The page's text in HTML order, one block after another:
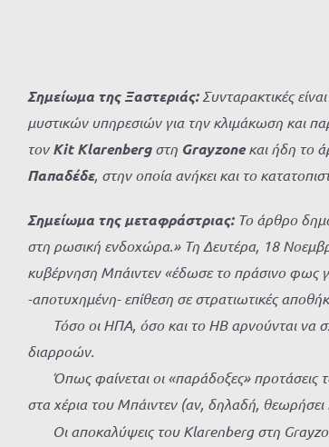
Σημείωμα της Ξαστεριάς:Συνταρακτικές
μυστικών υπηρεσιών για την κλιμάκωση και
τονKit Klarenbergστη Grayzoneκαι ήδη το
Παπαδέδε, στην οποία ανήκει και το
Σημείωμα της μεταφράστριας:Το άρθρο
στη ρωσική ενδοχώρα.» Τη Δευτέρα, 18
κυβέρνηση Μπάιντεν «έδωσε το πράσινο φως
-αποτυχημένη- επίθεση σε στρατιωτικές
Τόσο οι ΗΠΑ, όσο και το ΗΒ αρνούνται να
διαρροών.
Όπως φαίνεται οι «παράδοξες» προτάσεις
στα χέρια του Μπάιντεν (αν, δηλαδή, θεωρήσει
Οι αποκαλύψεις του Klarenberg στη